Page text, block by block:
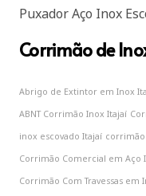
Puxador Aço Inox
Corrimão de
Abrigo de Extintor em Inox
ABNT Corrimão Inox Itajaí
inox escovado Itajaí
Corrimão Comercial em Aço
Corrimão Com Travessas em